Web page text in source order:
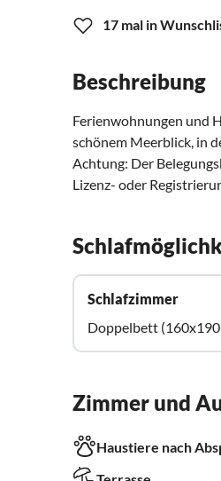
17 mal in
Beschreibung
Ferienwohnungen und
schönem Meerblick, in
Achtung: Der
Lizenz- oder
Schlafzimmer
Doppelbett (160x190
Zimmer und
Haustiere nach